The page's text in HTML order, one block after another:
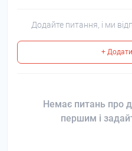
Додайте питання, і ми
+
Немає питань про
першим і